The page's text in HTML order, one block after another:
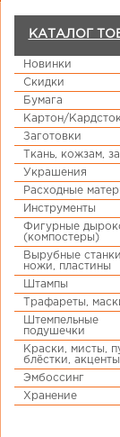
КАТАЛОГ
Новинки
Скидки
Бумага
Картон/Кардсток
Заготовки
Ткань, кожзам,
Украшения
Расходные
Инструменты
Фигурные
(компостеры)
Вырубные станки,
ножи, пластины
Штампы
Трафареты,
Штемпельные
подушечки
Краски, мисты,
блёстки, акценты
Эмбоссинг
Хранение